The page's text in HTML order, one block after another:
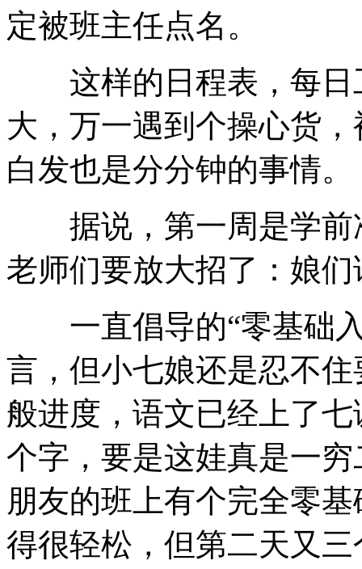
定被班主任点名。
这样的日程表，每日
大，万一遇到个操心货
白发也是分分钟的事情。
据说，第一周是学前
老师们要放大招了：娘
一直倡导的“零基础入
言，但小七娘还是忍不
般进度，语文已经上了
个字，要是这娃真是一
朋友的班上有个完全零
得很轻松，但第二天又